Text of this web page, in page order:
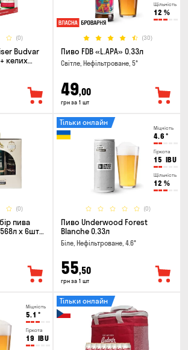
(0)
Budvar
келих
Щільність
12 %
(30)
Пиво FDB «L.APA» 0.33л
Світле, Нефільтроване, 5°
49,00
грн за 1 шт
(0)
пива
x 6шт +
Міцність
4.6 °
Гіркота
15 IBU
Щільність
12 %
(0)
Тільки онлайн
Пиво Underwood Forest
Blanche 0.33л
Біле, Нефільтроване, 4.6°
55,50
грн за 1 шт
Міцність
5.1 °
Гіркота
19 IBU
Тільки онлайн